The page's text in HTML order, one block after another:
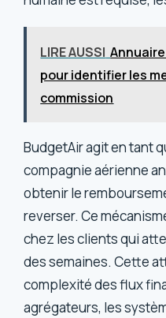
LIRE AUSSI
pour identifier les
commission
BudgetAir agit en tant
compagnie aérienne
obtenir le
reverser. Ce
chez les clients qui
des semaines. Cette
complexité des flux
agrégateurs, les